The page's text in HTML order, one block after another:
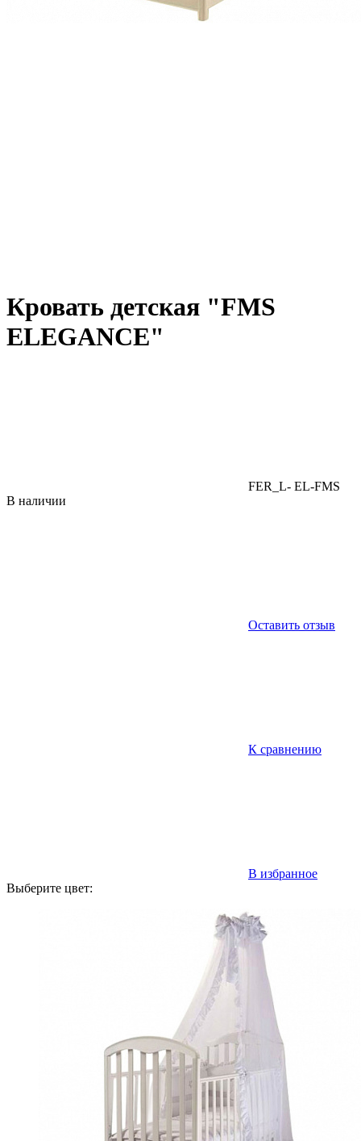
Кровать детская "FMS
ELEGANCE"
FER_L- EL-FMS
В наличии
Оставить отзыв
К сравнению
В избранное
Выберите цвет: